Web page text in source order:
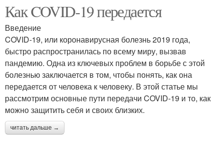
Как COVID-19 передается
Введение
COVID-19, или коронавирусная болезнь 2019 года,
быстро распространилась по всему миру, вызвав
пандемию. Одна из ключевых проблем в борьбе с этой
болезнью заключается в том, чтобы понять, как она
передается от человека к человеку. В этой статье мы
рассмотрим основные пути передачи COVID-19 и то, как
можно защитить себя и своих близких.
читать дальше →